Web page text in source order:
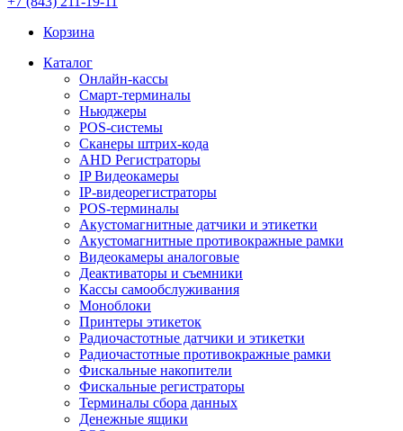
Корзина
Каталог
Онлайн-кассы
Смарт-терминалы
Ньюджеры
POS-системы
Сканеры штрих-кода
AHD Регистраторы
IP Видеокамеры
IP-видеорегистраторы
POS-терминалы
Акустомагнитные датчики и этикетки
Акустомагнитные противокражные рамки
Видеокамеры аналоговые
Деактиваторы и съемники
Кассы самообслуживания
Моноблоки
Принтеры этикеток
Радиочастотные датчики и этикетки
Радиочастотные противокражные рамки
Фискальные накопители
Фискальные регистраторы
Терминалы сбора данных
Денежные ящики